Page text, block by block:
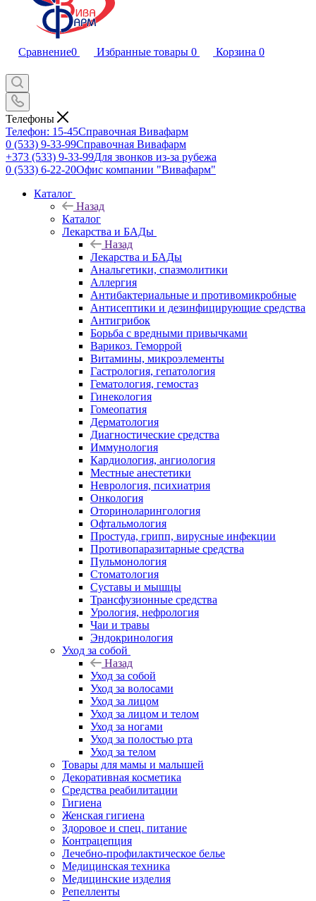
Сравнение0 Избранные товары 0 Корзина 0
Телефоны
Телефон: 15-45Справочная Вивафарм
0 (533) 9-33-99Справочная Вивафарм
+373 (533) 9-33-99Для звонков из-за рубежа
0 (533) 6-22-20Офис компании "Вивафарм"
Каталог
Назад
Каталог
Лекарства и БАДы
Назад
Лекарства и БАДы
Анальгетики, спазмолитики
Аллергия
Антибактериальные и противомикробные
Антисептики и дезинфицирующие средства
Антигрибок
Борьба с вредными привычками
Варикоз. Геморрой
Витамины, микроэлементы
Гастрология, гепатология
Гематология, гемостаз
Гинекология
Гомеопатия
Дерматология
Диагностические средства
Иммунология
Кардиология, ангиология
Местные анестетики
Неврология, психиатрия
Онкология
Оториноларингология
Офтальмология
Простуда, грипп, вирусные инфекции
Противопаразитарные средства
Пульмонология
Стоматология
Суставы и мышцы
Трансфузионные средства
Урология, нефрология
Чаи и травы
Эндокринология
Уход за собой
Назад
Уход за собой
Уход за волосами
Уход за лицом
Уход за лицом и телом
Уход за ногами
Уход за полостью рта
Уход за телом
Товары для мамы и малышей
Декоративная косметика
Средства реабилитации
Гигиена
Женская гигиена
Здоровое и спец. питание
Контрацепция
Лечебно-профилактическое белье
Медицинская техника
Медицинские изделия
Репелленты